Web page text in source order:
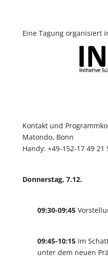
Eine Tagung organisiert
Kontakt und
Matondo, Bonn
Handy: +49-152-17 49
Donnerstag, 7.12.
09:30-09:45
09:45-10:15 Im
unter dem neuen